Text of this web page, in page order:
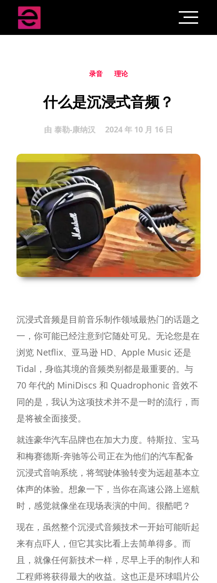
录音 理论
什么是沉浸式音频？
由 泰勒-康纳汉 2024 年 10 月 16 日
沉浸式音频是目前音乐制作领域最热门的话题之
一，你可能已经注意到它随处可见。无论您是在
浏览 Netflix、亚马逊 HD、Apple Music 还是
Tidal，身临其境的音频类别都是最重要的。与
70 年代的 MiniDiscs 和 Quadrophonic 音效不
同的是，我认为这项技术并不是一时的流行，而
是将被全面接受。
就连豪华汽车品牌也在加大力度。特斯拉、宝马
和梅赛德斯-奔驰等公司正在为他们的汽车配备
沉浸式音响系统，将驾驶体验转变为远超基本立
体声的体验。想象一下，当你在高速公路上巡航
时，感觉就像坐在现场表演的中间。很酷吧？
现在，虽然整个沉浸式音频技术一开始可能听起
来有点吓人，但它其实比看上去简单得多。而
且，就像任何新技术一样，尽早上手的制作人和
工程师将获得最大的收益。这也正是环球唱片公